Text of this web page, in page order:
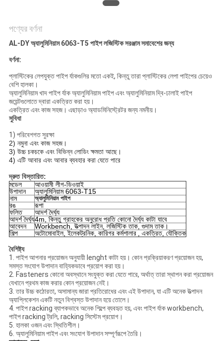
পণ্যের বর্ণনা
AL-DY অ্যালুমিনিয়াম 6063-T5 পাইপ লজিস্টিক সরঞ্জাম সমাবেশের জন্য
বর্ণনা:
প্লাস্টিকের লেপযুক্ত পাইপ র্যাকগুলির মতো একই, কিন্তু তারা প্লাস্টিকের লেপা পাইপের চেয়েও
বেশি হালকা।
অ্যালুমিনিয়াম খাদ পাইপ র্যাক অ্যালুমিনিয়াম পাইপ এবং অ্যালুমিনিয়াম দ্বি-ঢালাই পাইপ
জয়েন্টগুলোতে দ্বারা একত্রিত করা হয়।
একত্রিত এবং কাজ সহজ। এছাড়াও অ্যাডমিনিস্ট্রেটর জন্য নমনীয়।
সুবিধা
1) পরিবেশগত সুরক্ষা
2) নমুনা এবং কাজ সহজ।
3) উচ্চ চকচকে এবং বিভিন্ন লোডিং ক্ষমতা আছে।
4) এটি আবার এবং আবার ব্যবহার করা যেতে পারে
দ্রুত বিস্তারিত:
মডেল
আওয়ামী লীগ-ডিওয়াই
উপাদান
অ্যালুমিনিয়াম 6063-T15
নাম
অ্যালুমিনিয়াম পাইপ
রঙ
রূপা
ফলিত
আদর্শ দৈর্ঘ্য
আদর্শ দৈর্ঘ্য4m, কিন্তু গ্রাহকের অনুরোধ প্রতি কোনো দৈর্ঘ্য কাটা যাবে
আবেদন
Workbench, উত্পাদন লাইন, লজিস্টিক তাক, গুদাম তাক।
শিল্প
অটোমোবাইল, ইলেকট্রনিক, কারিগর কর্মশালার , একত্রিত, যৌক্তিক
বৈশিষ্ট্য
1. পাইপ আপনার প্রয়োজন অনুযায়ী lenght কাটা হয়। কোন প্রক্রিয়াকরণ প্রয়োজন হয়,
সমস্ত সংযোগ উপাদান বাহ্যিকভাবে প্রয়োগ করা হয়।
2. Fasteners কোনো অবস্থানে সংযুক্ত করা যেতে পারে, অর্থাত্ তারা স্থাপন করা প্রয়োজন
যেখানে প্রথম কাজ করার কোন প্রয়োজন নেই।
3. তার উচ্চ কঠোরতা, অসামান্য জারা প্রতিরোধের এবং এই উপাদান, যা এটি অনেক উত্পাদন
অ্যাপ্লিকেশন একটি নতুন বিশ্বস্ত উপাদান হয়ে তোলে।
4. পাইপ racking ব্যাপকভাবে অনেক শিল্পে ব্যবহৃত হয়, এবং পাইপ র্যাক workbench,
পাইপ racking ট্রলি, racking সিস্টেম প্রয়োগ।
5. হালকা ওজন এবং স্থিতিশীল।
6. অ্যালুমিনিয়াম পাইপ এবং সংযোগ উপাদান সম্পূর্ণরূপে তৈরি।